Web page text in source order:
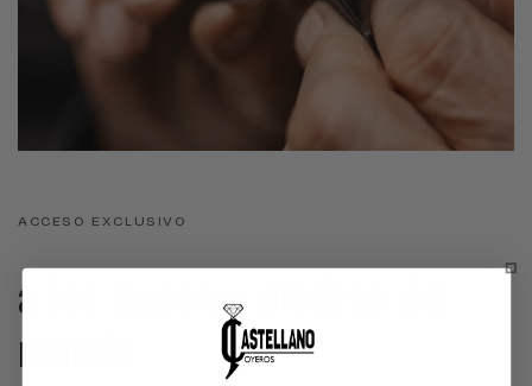
ACCESO EXCLUSIVO
a las mejores piedras del
mundo